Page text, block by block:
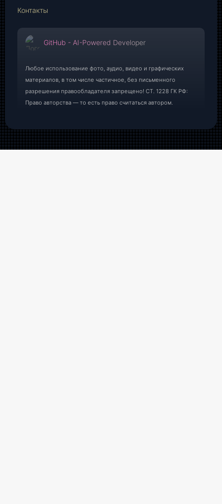
Контакты
GitHub - AI-Powered Developer
Любое использование фото, аудио, видео и графических
материалов, в том числе частичное, без письменного
разрешения правообладателя запрещено! СТ. 1228 ГК РФ:
Право авторства — то есть право считаться автором.